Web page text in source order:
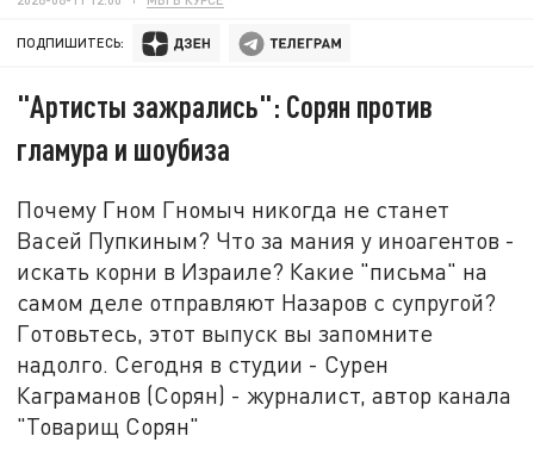
ПОДПИШИТЕСЬ:
"Артисты зажрались": Сорян против
гламура и шоубиза
Почему Гном Гномыч никогда не станет
Васей Пупкиным? Что за мания у иноагентов -
искать корни в Израиле? Какие "письма" на
самом деле отправляют Назаров с супругой?
Готовьтесь, этот выпуск вы запомните
надолго. Сегодня в студии - Сурен
Каграманов (Сорян) - журналист, автор канала
"Товарищ Сорян"